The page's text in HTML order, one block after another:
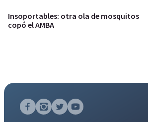
Insoportables: otra ola de mosquitos
copó el AMBA